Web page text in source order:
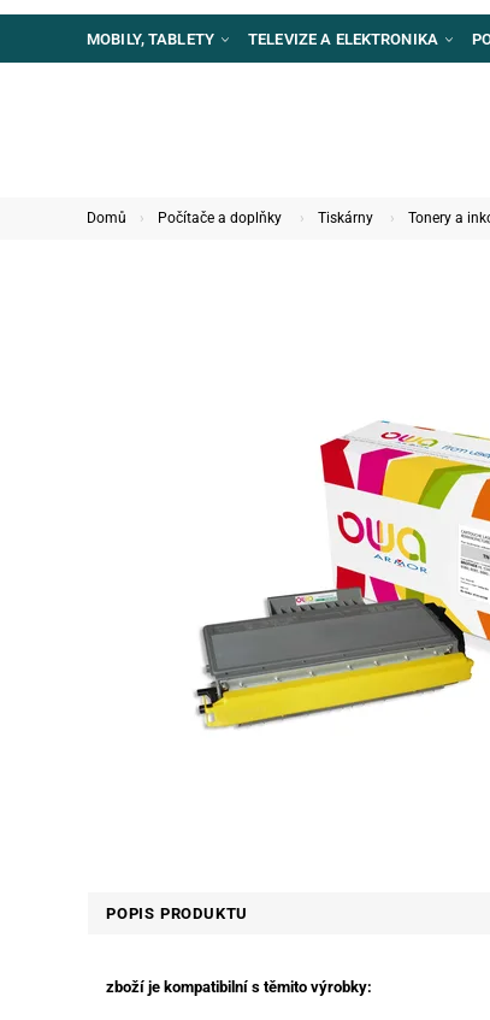
MOBILY, TABLETY TELEVIZE A ELEKTRONIKA
Domů Počítače a doplňky Tiskárny Tonery a
POPIS PRODUKTU
zboží je kompatibilní s těmito výrobky: